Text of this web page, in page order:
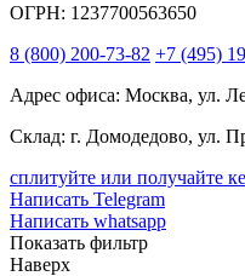
ОГРН: 1237700563650
8 (800) 200-73-82 +7 (495)
Адрес офиса: Москва, ул.
Склад: г. Домодедово, ул.
сплитуйте или получайте
Написать Telegram
Написать whatsapp
Показать фильтр
Наверх